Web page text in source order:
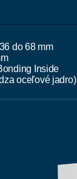
do 68 mm
Inside
oceľové jadro)